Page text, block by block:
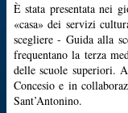
È stata presentata nei
«casa» dei servizi
scegliere - Guida alla
frequentano la terza
delle scuole superiori.
Concesio e in
Sant’Antonino.